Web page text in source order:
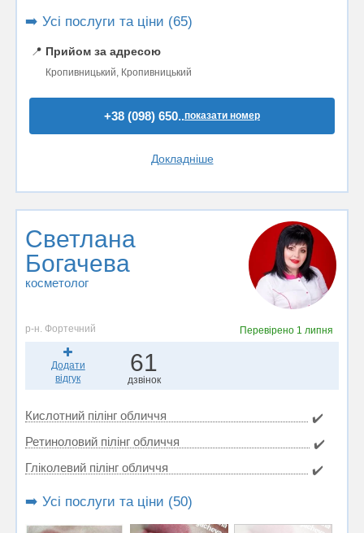
➡️ Усі послуги та ціни (65)
📍 Прийом за адресою
Кропивницький, Кропивницький
+38 (098) 650..показати номер
Докладніше
Светлана
Богачева
косметолог
р-н. Фортечний Перевірено 1 липня
Додати
відгук
61
дзвінок
Кислотний пілінг обличчя
✔️
Ретиноловий пілінг обличчя
✔️
Гліколевий пілінг обличчя
✔️
➡️ Усі послуги та ціни (50)